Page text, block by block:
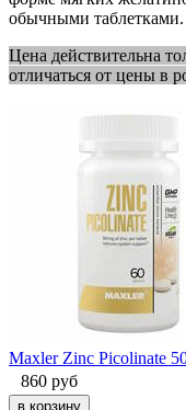
обычными таблетками.
Цена действительна
отличаться от цены в
Maxler Zinc Picolinate
860 руб